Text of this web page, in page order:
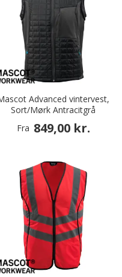
Advanced vintervest,
Sort/Mørk Antracitgrå
Fra 849,00 kr.